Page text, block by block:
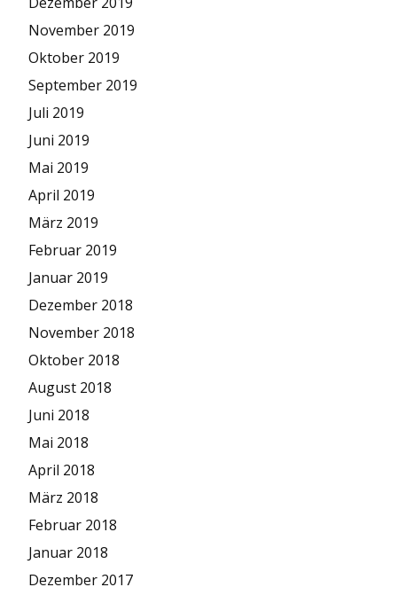
November 2019
Oktober 2019
September 2019
Juli 2019
Juni 2019
Mai 2019
April 2019
März 2019
Februar 2019
Januar 2019
Dezember 2018
November 2018
Oktober 2018
August 2018
Juni 2018
Mai 2018
April 2018
März 2018
Februar 2018
Januar 2018
Dezember 2017